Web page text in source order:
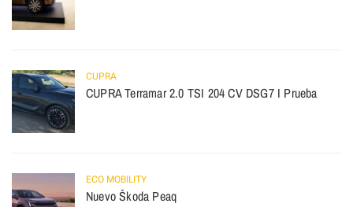
CUPRA
CUPRA Terramar 2.0 TSI 204 CV DSG7 I Prueba
ECO MOBILITY
Nuevo Škoda Peaq